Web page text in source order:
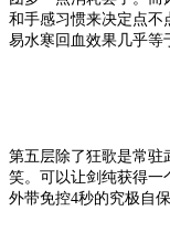
和手感习惯来决定点不
易水寒回血效果几乎等
第五层除了狂歌是常驻
笑。可以让剑纯获得一
外带免控4秒的究极自